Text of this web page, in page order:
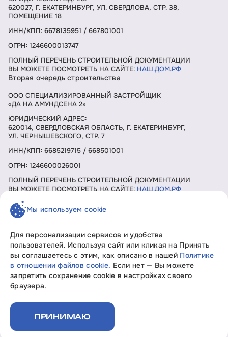
620027, Г. ЕКАТЕРИНБУРГ, УЛ. СВЕРДЛОВА, СТР. 38,
ПОМЕЩЕНИЕ 18
ИНН/КПП: 6678135951 / 667801001
ОГРН: 1246600013747
ПОЛНЫЙ ПЕРЕЧЕНЬ СТРОИТЕЛЬНОЙ ДОКУМЕНТАЦИИ
ВЫ МОЖЕТЕ ПОСМОТРЕТЬ НА САЙТЕ: НАШ.ДОМ.РФ
Вторая очередь строительства
ООО СПЕЦИАЛИЗИРОВАННЫЙ ЗАСТРОЙЩИК
«ДА НА АМУНДСЕНА 2»
ЮРИДИЧЕСКИЙ АДРЕС:
620014, СВЕРДЛОВСКАЯ ОБЛАСТЬ, Г. ЕКАТЕРИНБУРГ,
УЛ. ЧЕРНЫШЕВСКОГО, СТР. 7
ИНН/КПП: 6685219715 / 668501001
ОГРН: 1246600026001
ПОЛНЫЙ ПЕРЕЧЕНЬ СТРОИТЕЛЬНОЙ ДОКУМЕНТАЦИИ
ВЫ МОЖЕТЕ ПОСМОТРЕТЬ НА САЙТЕ: НАШ.ДОМ.РФ
Девелопмент без границ «Свобода мысли»
Вся информация, представленная на данном сайте, носит
исключительно информационный характер, не является
офертой или публичной офертой согласно ст. 435, п. 2 ст.
Документы на строительство
Мы используем cookie
Для персонализации сервисов и удобства
пользователей. Используя сайт или кликая на Принять
вы соглашаетесь с этим, как описано в нашей Политике
в отношении файлов cookie. Если нет — Вы можете
запретить сохранение cookie в настройках своего
браузера.
ПРИНИМАЮ